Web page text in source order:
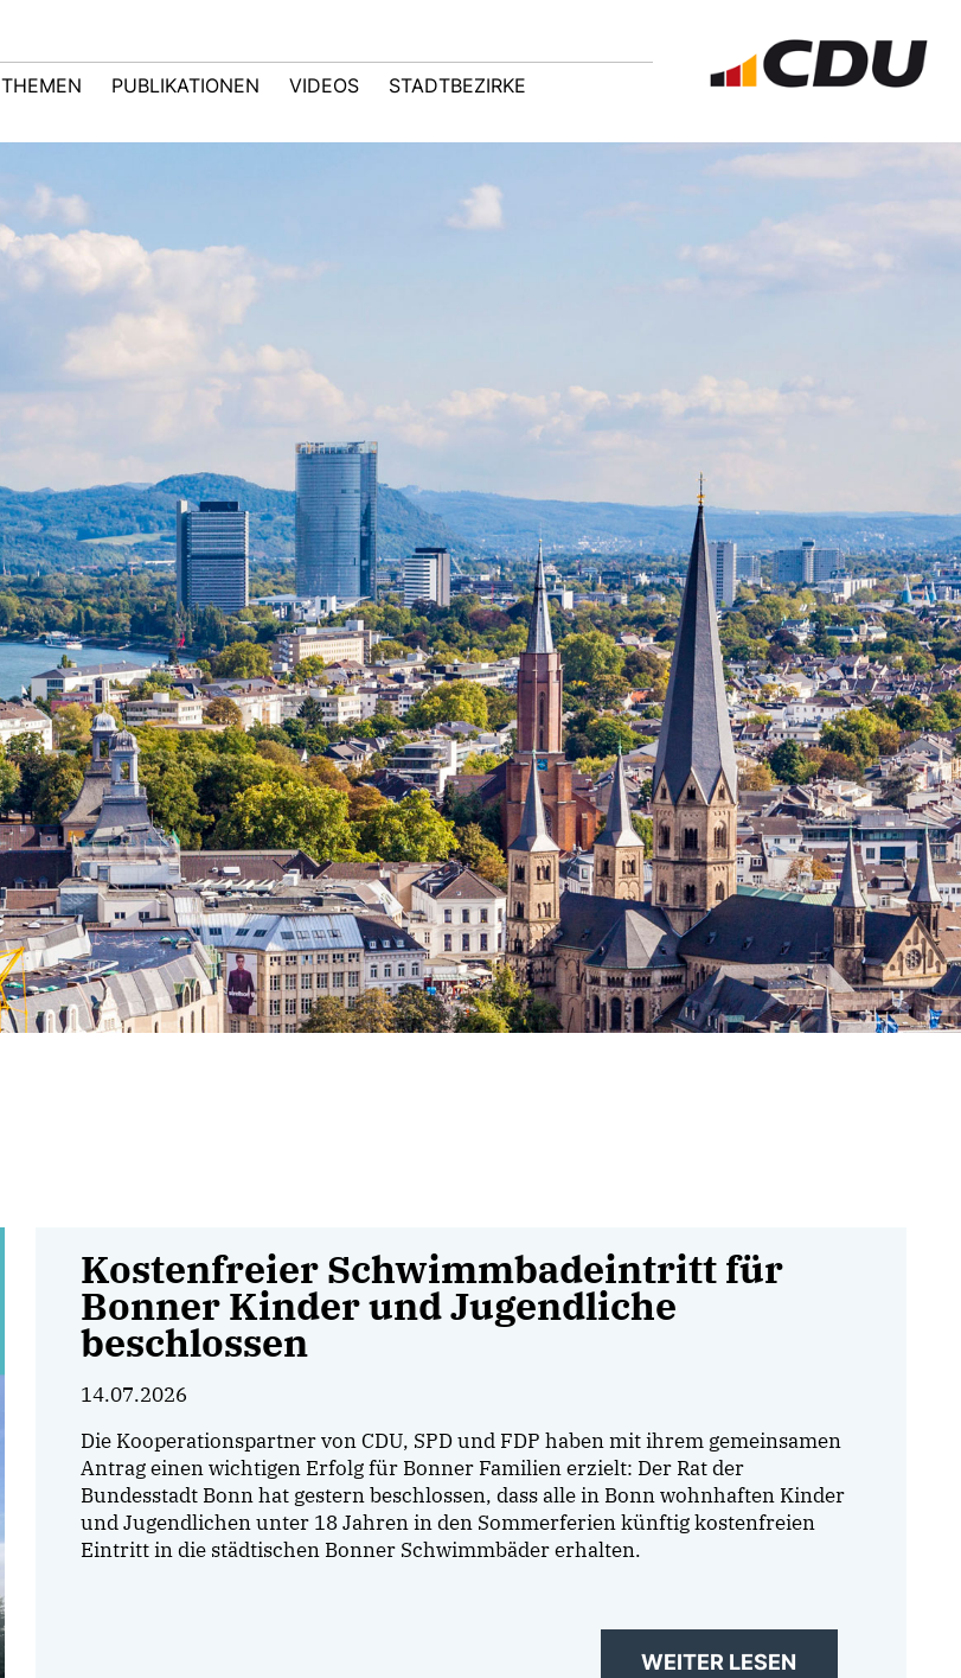
THEMEN PUBLIKATIONEN VIDEOS STADTBEZIRKE
Kostenfreier Schwimmbadeintritt für
Bonner Kinder und Jugendliche
beschlossen
14.07.2026
Die Kooperationspartner von CDU, SPD und FDP haben mit ihrem gemeinsamen
Antrag einen wichtigen Erfolg für Bonner Familien erzielt: Der Rat der
Bundesstadt Bonn hat gestern beschlossen, dass alle in Bonn wohnhaften Kinder
und Jugendlichen unter 18 Jahren in den Sommerferien künftig kostenfreien
Eintritt in die städtischen Bonner Schwimmbäder erhalten.
WEITER LESEN